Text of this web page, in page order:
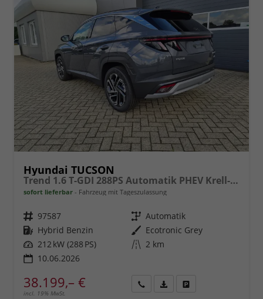
Hyundai TUCSON
Trend 1.6 T-GDI 288PS Automatik PHEV Krell-Sound Teill-Leder elektr. Heckklappe ACC Klimaautomatik Sitzheizung Lenkrandheizung Navi PDC v+h Rückf.Kamera Apple CarPlay + Android Auto 2xKeyless 19-LM vollelektr. Reichweite 68KM
sofort lieferbar Fahrzeug mit Tageszulassung
Fahrzeugnr. 97587 Getriebe Automatik
Kraftstoff Hybrid Benzin Außenfarbe Ecotronic Grey
Leistung 212 kW (288 PS) Kilometerstand 2 km
10.06.2026
38.199,– €
incl. 19% MwSt.